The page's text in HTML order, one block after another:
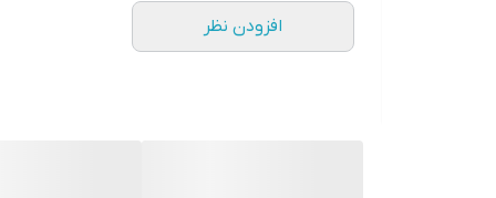
افزودن نظر